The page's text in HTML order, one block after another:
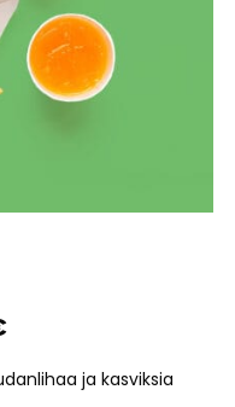
ja kasviksia